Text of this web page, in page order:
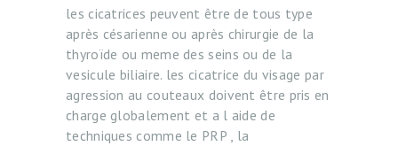
les cicatrices peuvent être de tous type
après césarienne ou après chirurgie de la
thyroïde ou meme des seins ou de la
vesicule biliaire. les cicatrice du visage par
agression au couteaux doivent être pris en
charge globalement et a l aide de
techniques comme le PRP , la